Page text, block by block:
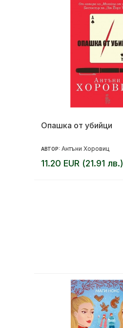
Опашка от убийци
АВТОР: Антъни Хоровиц
11.20 EUR (21.91 лв.)